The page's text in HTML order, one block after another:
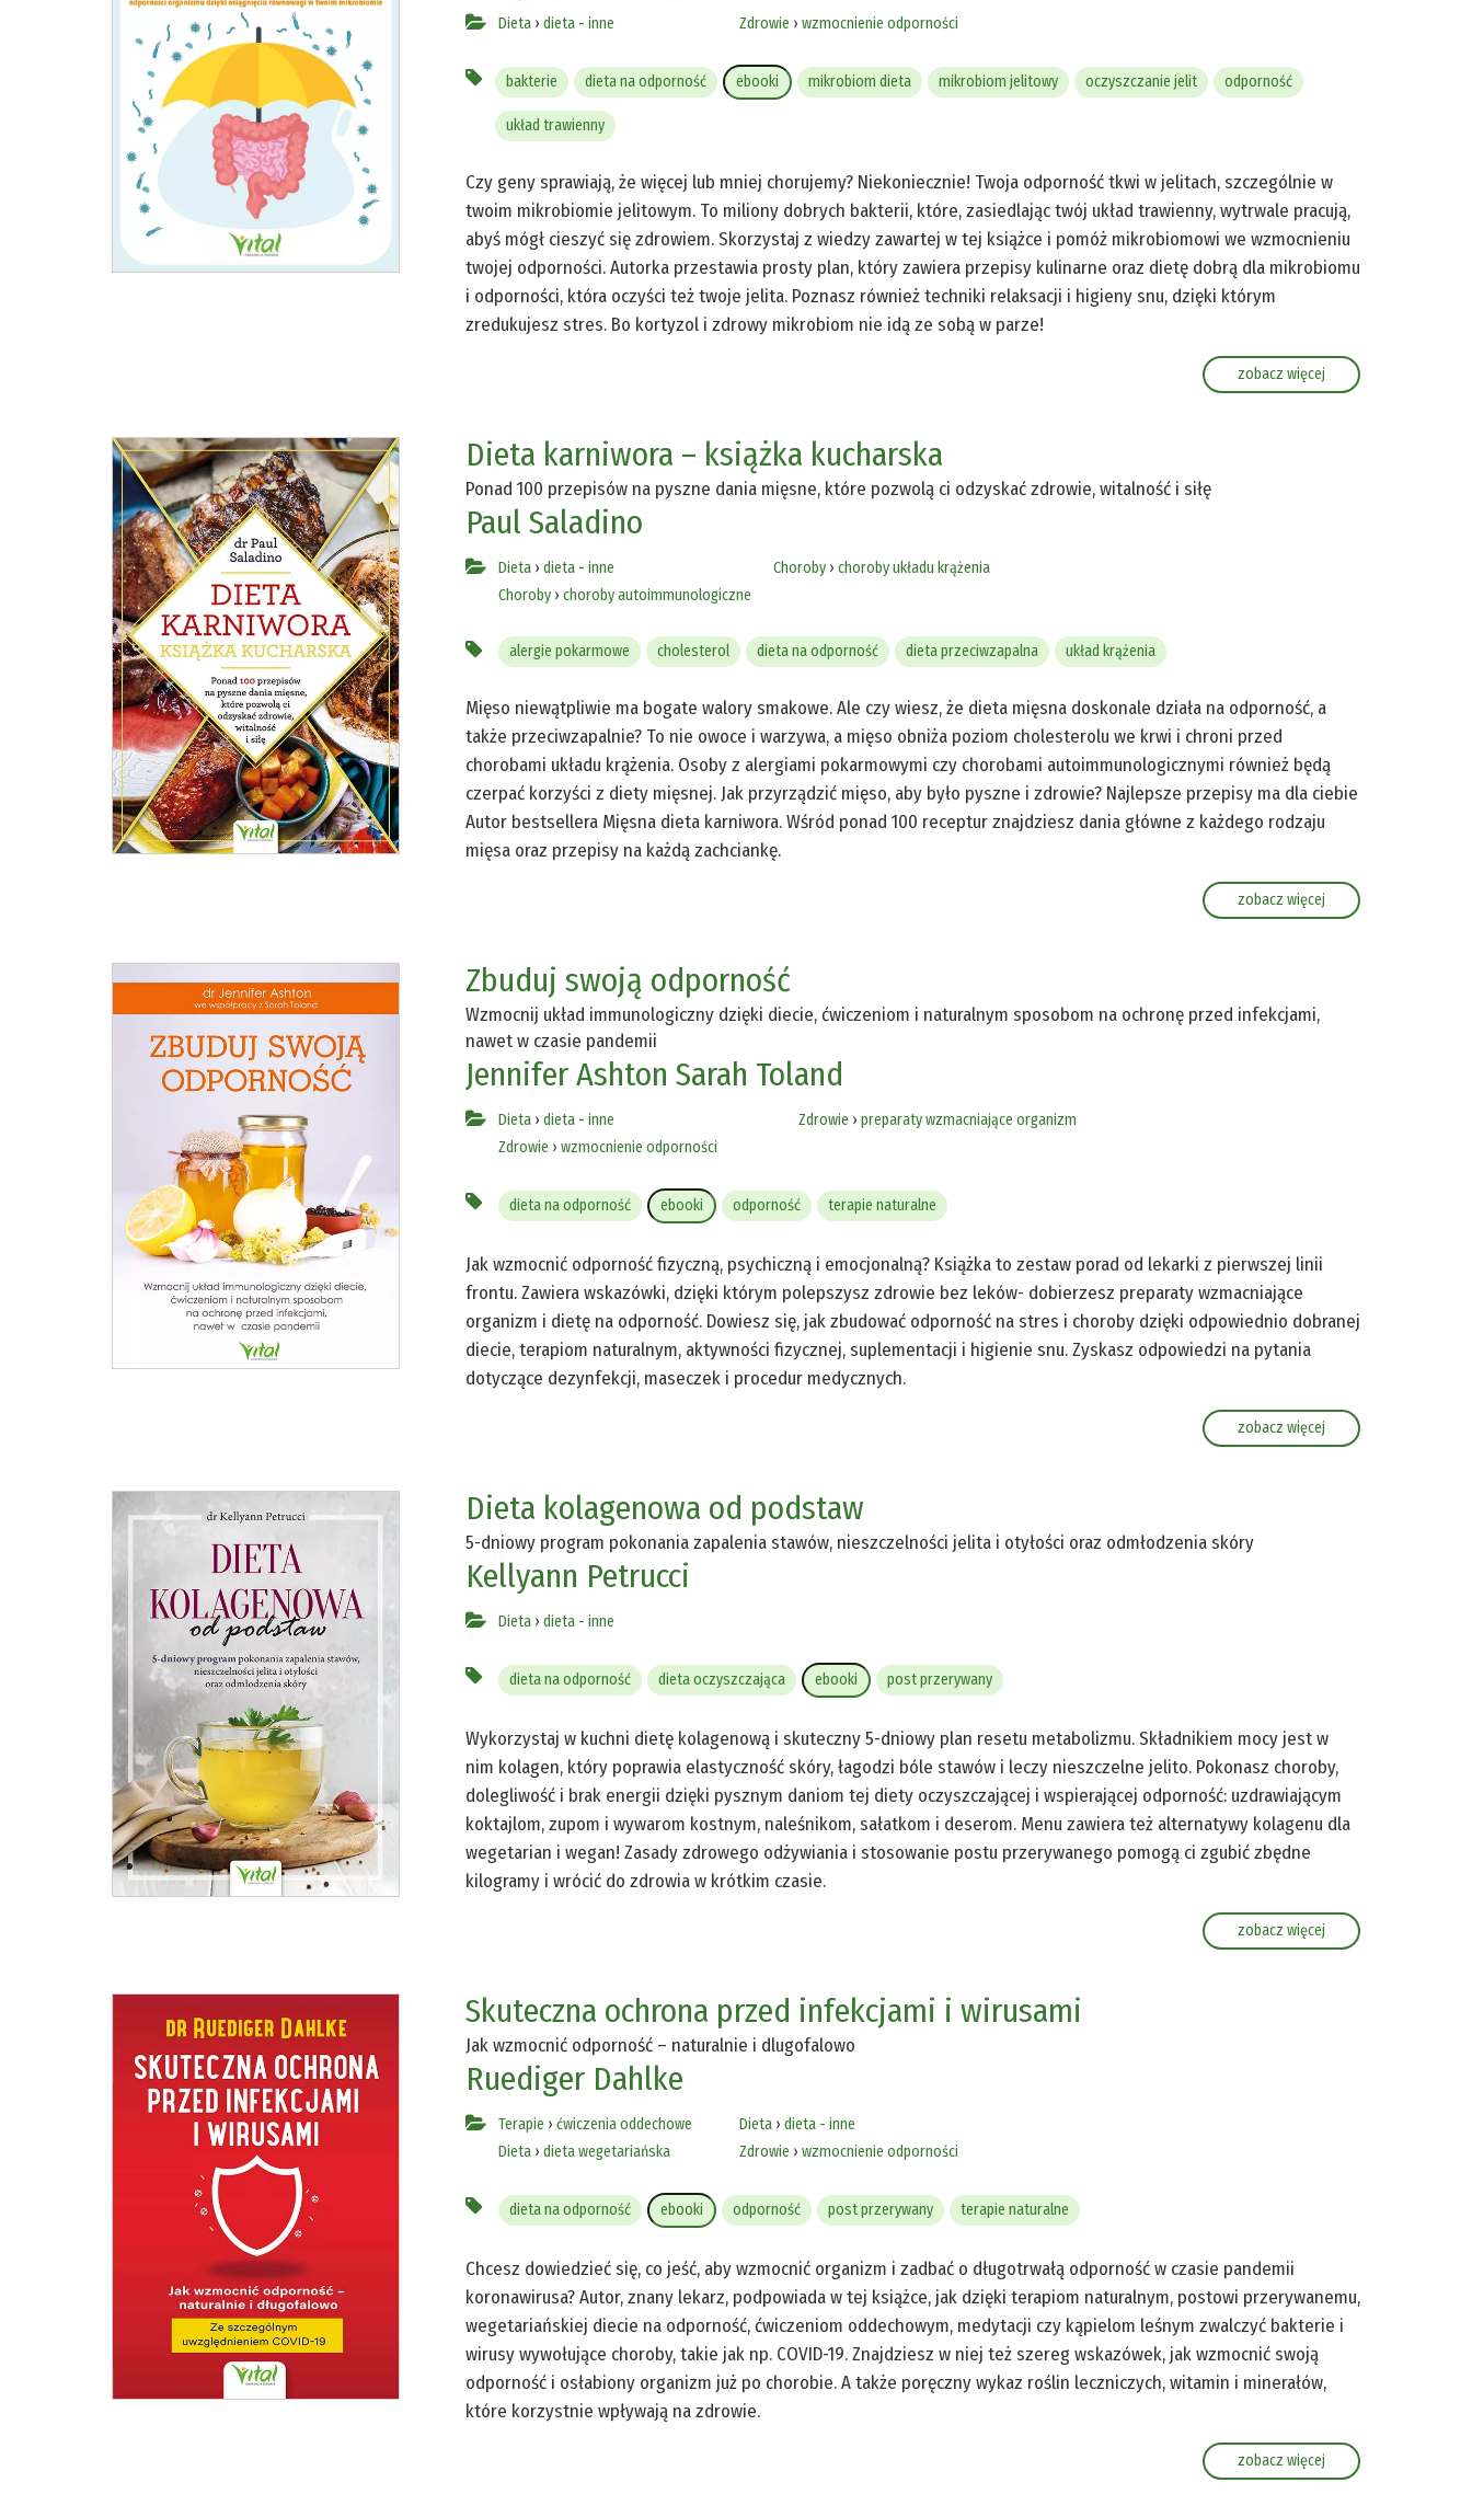
Dieta› dieta - inne Zdrowie › wzmocnienie odporności
bakterie dieta na odporność ebooki mikrobiom dieta mikrobiom jelitowy oczyszczanie jelit odporność
układ trawienny
Czy geny sprawiają, że więcej lub mniej chorujemy? Niekoniecznie! Twoja odporność tkwi w jelitach, szczególnie w
twoim mikrobiomie jelitowym. To miliony dobrych bakterii, które, zasiedlając twój układ trawienny, wytrwale pracują,
abyś mógł cieszyć się zdrowiem. Skorzystaj z wiedzy zawartej w tej książce i pomóż mikrobiomowi we wzmocnieniu
twojej odporności. Autorka przestawia prosty plan, który zawiera przepisy kulinarne oraz dietę dobrą dla mikrobiomu
i odporności, która oczyści też twoje jelita. Poznasz również techniki relaksacji i higieny snu, dzięki którym
zredukujesz stres. Bo kortyzol i zdrowy mikrobiom nie idą ze sobą w parze!
zobacz więcej
Dieta karniwora – książka kucharska
Ponad 100 przepisów na pyszne dania mięsne, które pozwolą ci odzyskać zdrowie, witalność i siłę
Paul Saladino
Dieta› dieta - inne
Choroby› choroby autoimmunologiczne
Choroby› choroby układu krążenia
alergie pokarmowe cholesterol dieta na odporność dieta przeciwzapalna układ krążenia
Mięso niewątpliwie ma bogate walory smakowe. Ale czy wiesz, że dieta mięsna doskonale działa na odporność, a
także przeciwzapalnie? To nie owoce i warzywa, a mięso obniża poziom cholesterolu we krwi i chroni przed
chorobami układu krążenia. Osoby z alergiami pokarmowymi czy chorobami autoimmunologicznymi również będą
czerpać korzyści z diety mięsnej. Jak przyrządzić mięso, aby było pyszne i zdrowie? Najlepsze przepisy ma dla ciebie
Autor bestsellera Mięsna dieta karniwora. Wśród ponad 100 receptur znajdziesz dania główne z każdego rodzaju
mięsa oraz przepisy na każdą zachciankę.
zobacz więcej
Zbuduj swoją odporność
Wzmocnij układ immunologiczny dzięki diecie, ćwiczeniom i naturalnym sposobom na ochronę przed infekcjami,
nawet w czasie pandemii
Jennifer Ashton Sarah Toland
Dieta› dieta - inne
Zdrowie › wzmocnienie odporności
Zdrowie › preparaty wzmacniające organizm
dieta na odporność ebooki odporność terapie naturalne
Jak wzmocnić odporność fizyczną, psychiczną i emocjonalną? Książka to zestaw porad od lekarki z pierwszej linii
frontu. Zawiera wskazówki, dzięki którym polepszysz zdrowie bez leków- dobierzesz preparaty wzmacniające
organizm i dietę na odporność. Dowiesz się, jak zbudować odporność na stres i choroby dzięki odpowiednio dobranej
diecie, terapiom naturalnym, aktywności fizycznej, suplementacji i higienie snu. Zyskasz odpowiedzi na pytania
dotyczące dezynfekcji, maseczek i procedur medycznych.
zobacz więcej
Dieta kolagenowa od podstaw
5-dniowy program pokonania zapalenia stawów, nieszczelności jelita i otyłości oraz odmłodzenia skóry
Kellyann Petrucci
Dieta› dieta - inne
dieta na odporność dieta oczyszczająca ebooki post przerywany
Wykorzystaj w kuchni dietę kolagenową i skuteczny 5-dniowy plan resetu metabolizmu. Składnikiem mocy jest w
nim kolagen, który poprawia elastyczność skóry, łagodzi bóle stawów i leczy nieszczelne jelito. Pokonasz choroby,
dolegliwość i brak energii dzięki pysznym daniom tej diety oczyszczającej i wspierającej odporność: uzdrawiającym
koktajlom, zupom i wywarom kostnym, naleśnikom, sałatkom i deserom. Menu zawiera też alternatywy kolagenu dla
wegetarian i wegan! Zasady zdrowego odżywiania i stosowanie postu przerywanego pomogą ci zgubić zbędne
kilogramy i wrócić do zdrowia w krótkim czasie.
zobacz więcej
Skuteczna ochrona przed infekcjami i wirusami
Jak wzmocnić odporność – naturalnie i dlugofalowo
Ruediger Dahlke
Terapie › ćwiczenia oddechowe
Dieta› dieta wegetariańska
Dieta› dieta - inne
Zdrowie › wzmocnienie odporności
dieta na odporność ebooki odporność post przerywany terapie naturalne
Chcesz dowiedzieć się, co jeść, aby wzmocnić organizm i zadbać o długotrwałą odporność w czasie pandemii
koronawirusa? Autor, znany lekarz, podpowiada w tej książce, jak dzięki terapiom naturalnym, postowi przerywanemu,
wegetariańskiej diecie na odporność, ćwiczeniom oddechowym, medytacji czy kąpielom leśnym zwalczyć bakterie i
wirusy wywołujące choroby, takie jak np. COVID-19. Znajdziesz w niej też szereg wskazówek, jak wzmocnić swoją
odporność i osłabiony organizm już po chorobie. A także poręczny wykaz roślin leczniczych, witamin i minerałów,
które korzystnie wpływają na zdrowie.
zobacz więcej